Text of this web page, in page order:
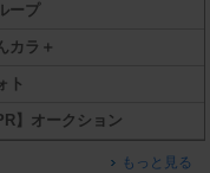
ープ
カラ＋
ト
】オークション
もっと見る